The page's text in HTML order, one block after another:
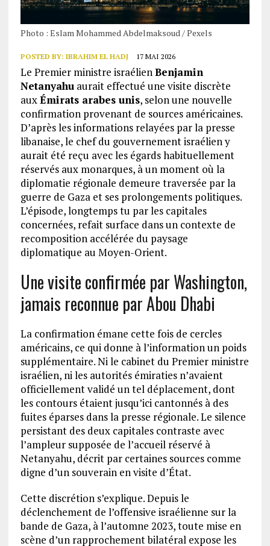
Photo : Eslam Mohammed Abdelmaksoud / Pexels
POSTED BY: IBRAHIM EL HADJ 17 MAI 2026
Le Premier ministre israélienBenjamin
Netanyahuaurait effectué une visite discrète
auxÉmirats arabes unis, selon une nouvelle
confirmation provenant de sources américaines.
D’après les informations relayées par la presse
libanaise, le chef du gouvernement israélien y
aurait été reçu avec les égards habituellement
réservés aux monarques, à un moment où la
diplomatie régionale demeure traversée par la
guerre de Gaza et ses prolongements politiques.
L’épisode, longtemps tu par les capitales
concernées, refait surface dans un contexte de
recomposition accélérée du paysage
diplomatique au Moyen-Orient.
Une visite confirmée par Washington,
jamais reconnue par Abou Dhabi
La confirmation émane cette fois de cercles
américains, ce qui donne à l’information un poids
supplémentaire. Ni le cabinet du Premier ministre
israélien, ni les autorités émiraties n’avaient
officiellement validé un tel déplacement, dont
les contours étaient jusqu’ici cantonnés à des
fuites éparses dans la presse régionale. Le silence
persistant des deux capitales contraste avec
l’ampleur supposée de l’accueil réservé à
Netanyahu, décrit par certaines sources comme
digne d’un souverain en visite d’État.
Cette discrétion s’explique. Depuis le
déclenchement de l’offensive israélienne sur la
bande de Gaza, à l’automne 2023, toute mise en
scène d’un rapprochement bilatéral expose les